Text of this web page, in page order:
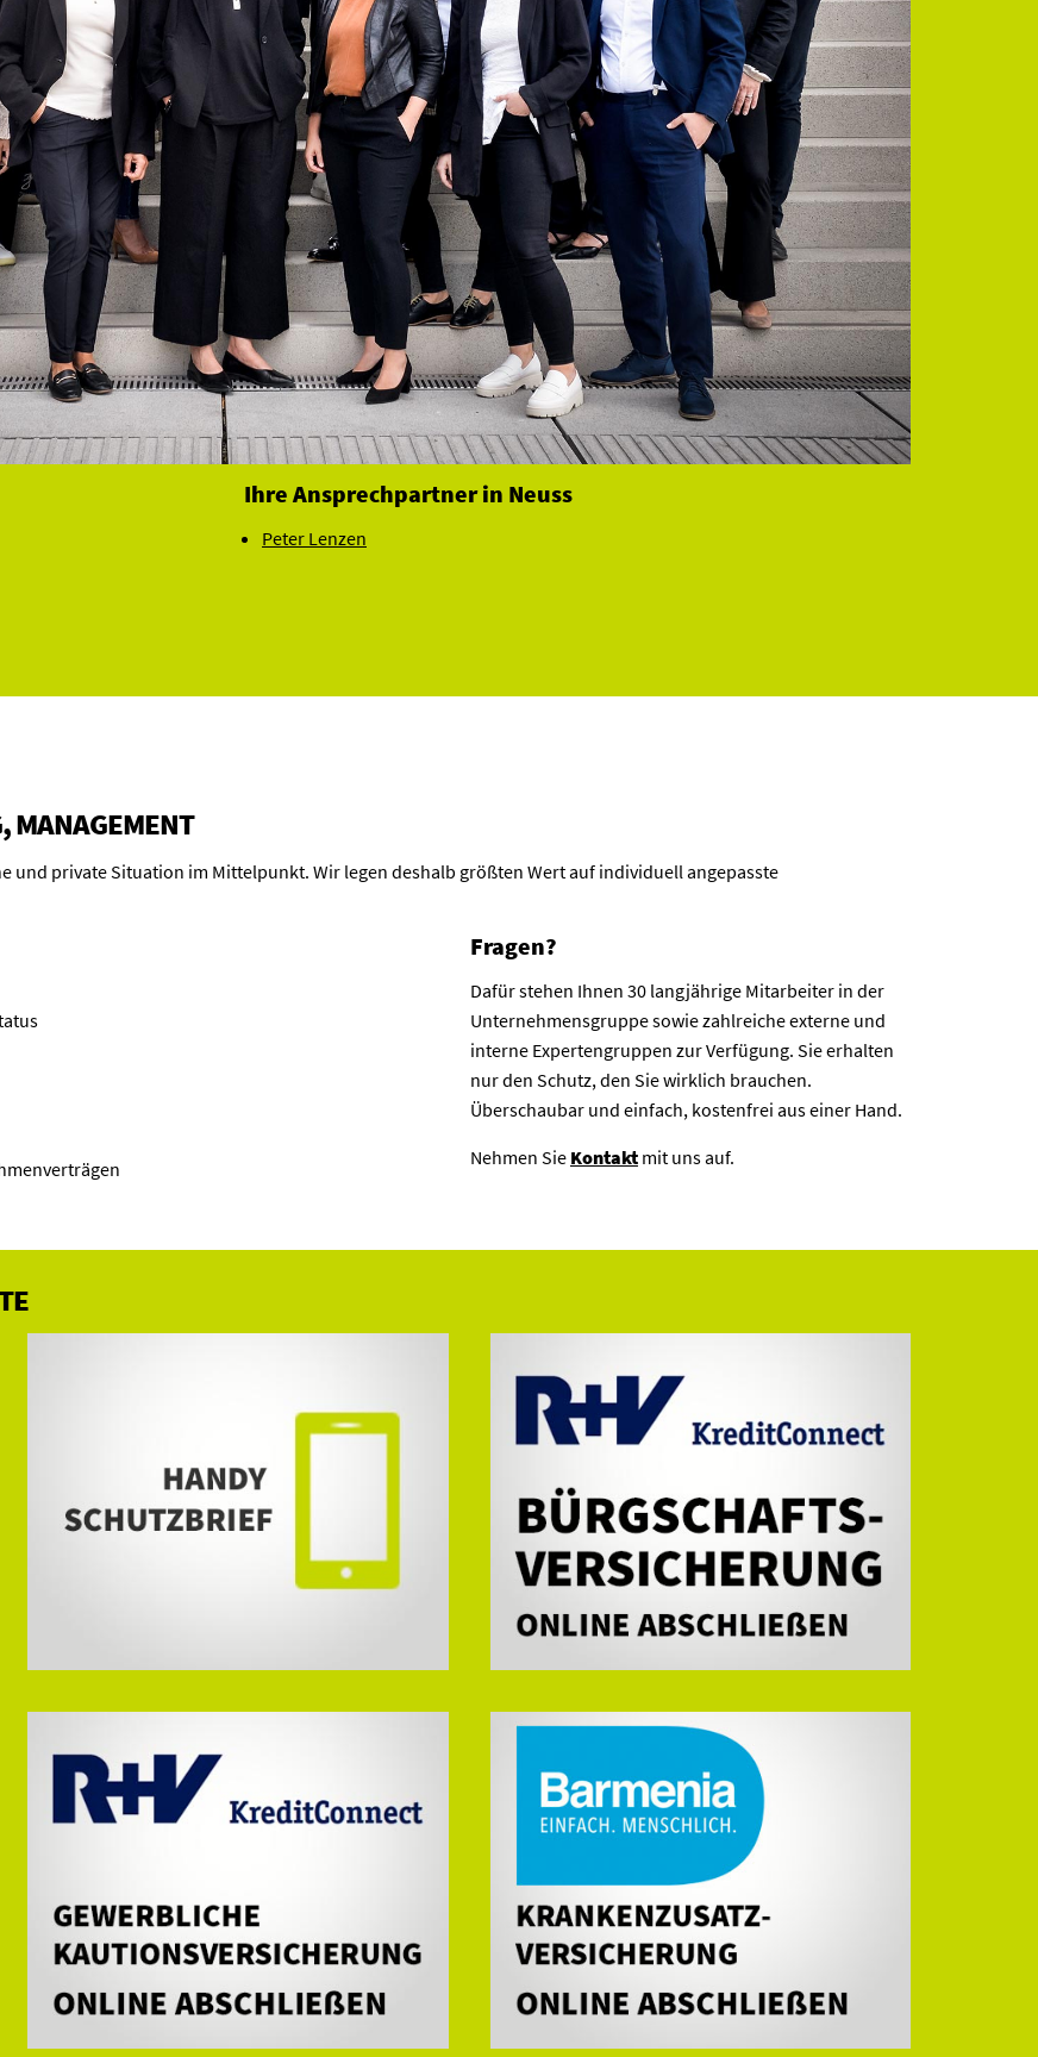
Ihre Ansprechpartner in Neuss
Peter Lenzen
MANAGEMENT
und private Situation im Mittelpunkt. Wir legen deshalb größten Wert auf individuell angepasste
Fragen?
Dafür stehen Ihnen 30 langjährige Mitarbeiter in der
Unternehmensgruppe sowie zahlreiche externe und
interne Expertengruppen zur Verfügung. Sie erhalten
nur den Schutz, den Sie wirklich brauchen.
Überschaubar und einfach, kostenfrei aus einer Hand.
Nehmen Sie Kontaktmit uns auf.